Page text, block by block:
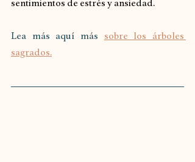
sentimientos de estrés y ansiedad.
Lea más aquí más sobre los árboles
sagrados.